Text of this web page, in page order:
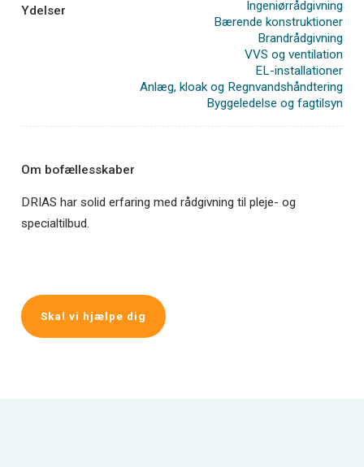
Ydelser
Ingeniørrådgivning
Bærende konstruktioner
Brandrådgivning
VVS og ventilation
EL-installationer
Anlæg, kloak og Regnvandshåndtering
Byggeledelse og fagtilsyn
Om bofællesskaber
DRIAS har solid erfaring med rådgivning til pleje- og
specialtilbud.
Skal vi hjælpe dig